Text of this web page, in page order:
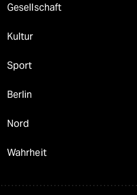
Gesellschaft
Kultur
Sport
Berlin
Nord
Wahrheit